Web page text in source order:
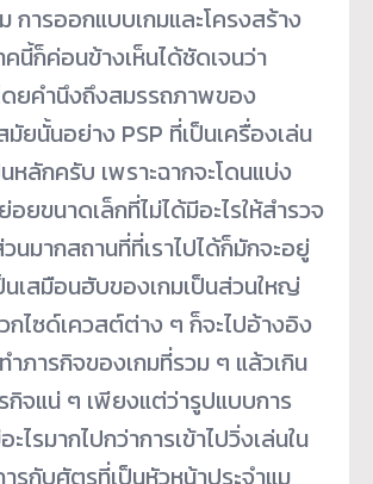
การออกแบบเกมและโครงสร้าง
คนี้ก็ค่อนข้างเห็นได้ชัดเจนว่า
ยคำนึงถึงสมรรถภาพของ
มัยนั้นอย่าง PSP ที่เป็นเครื่องเล่น
หลักครับ เพราะฉากจะโดนแบ่ง
อยขนาดเล็กที่ไม่ได้มีอะไรให้สำรวจ
นมากสถานที่ที่เราไปได้ก็มักจะอยู่
นเสมือนฮับของเกมเป็นส่วนใหญ่
กไซด์เควสต์ต่าง ๆ ก็จะไปอ้างอิง
ำภารกิจของเกมที่รวม ๆ แล้วเกิน
กิจแน่ ๆ เพียงแต่ว่ารูปแบบการ
ะไรมากไปกว่าการเข้าไปวิ่งเล่นใน